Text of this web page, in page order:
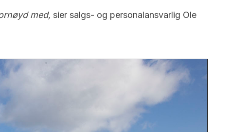
med, sier salgs- og personalansvarlig Ole